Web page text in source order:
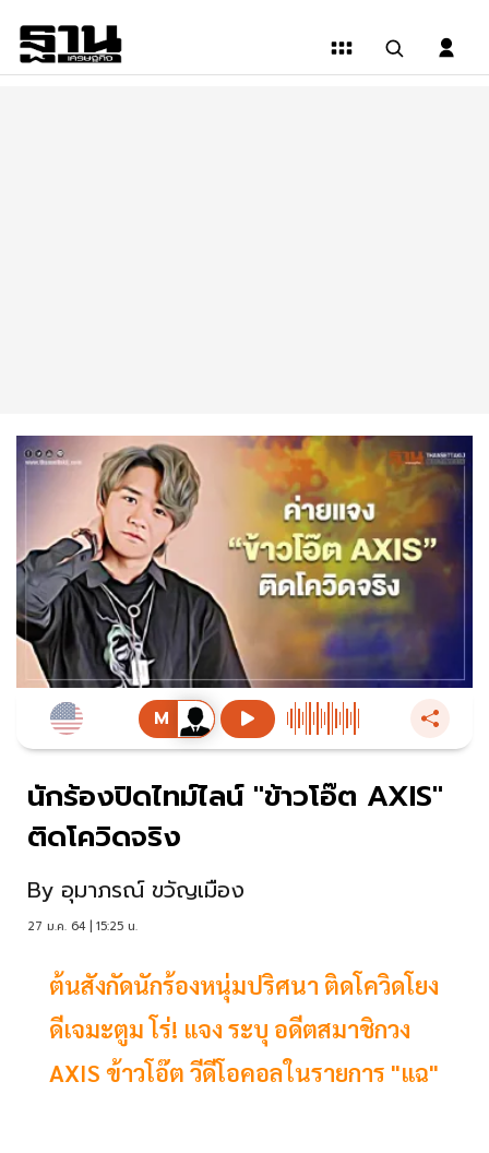
นักร้องปิดไทม์ไลน์ "ข้าวโอ๊ต AXIS"
ติดโควิดจริง
By อุมาภรณ์ ขวัญเมือง
27 ม.ค. 64 | 15:25 น.
ต้นสังกัดนักร้องหนุ่มปริศนา ติดโควิดโยง
ดีเจมะตูม โร่! แจง ระบุ อดีตสมาชิกวง
AXIS ข้าวโอ๊ต วีดีโอคอลในรายการ "แฉ"